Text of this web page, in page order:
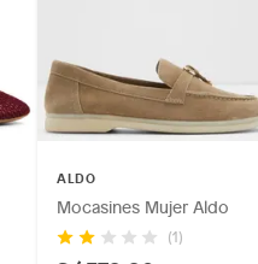
ALDO
Mocasines Mujer Aldo
(1)